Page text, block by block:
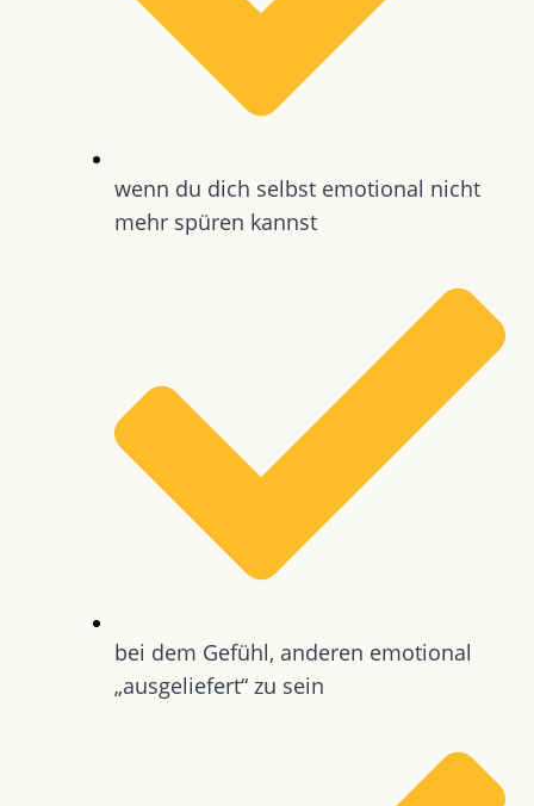
wenn du dich selbst emotional nicht
mehr spüren kannst
bei dem Gefühl, anderen emotional
„ausgeliefert“ zu sein